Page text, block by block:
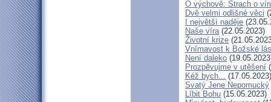
O výchově: Strach o
Dvě velmi odlišné věci
I největší naděje
Naše víra(22.05.2023)
Životní krize
Vnímavost k Božské
Není daleko
Prozpěvujme v utěšení
Kéž bych... (17.05.2023)
Svatý Jene Nepomucký
Líbit Bohu (15.05.2023)